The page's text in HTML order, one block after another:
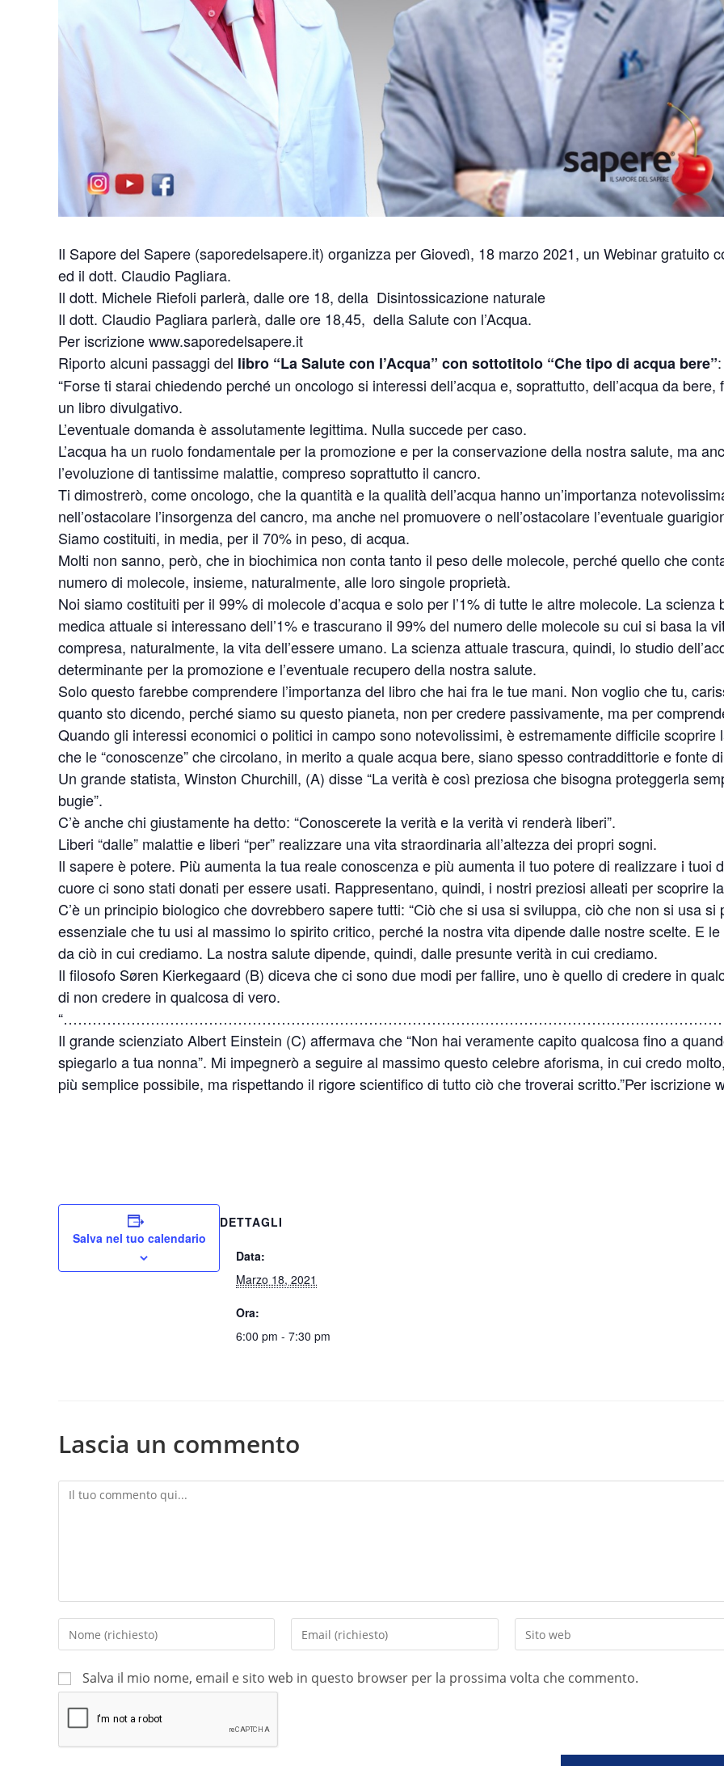
Il Sapore del Sapere (saporedelsapere.it) organizza per Giovedì, 18 marzo 2021, un Webinar gratuito
ed il dott. Claudio Pagliara.
Il dott. Michele Riefoli parlerà, dalle ore 18, della Disintossicazione naturale
Il dott. Claudio Pagliara parlerà, dalle ore 18,45, della Salute con l’Acqua.
Per iscrizione www.saporedelsapere.it
Riporto alcuni passaggi del libro “La Salute con l’Acqua” con sottotitolo “Che tipo di acqua bere”:
“Forse ti starai chiedendo perché un oncologo si interessi dell’acqua e, soprattutto, dell’acqua da bere,
un libro divulgativo.
L’eventuale domanda è assolutamente legittima. Nulla succede per caso.
L’acqua ha un ruolo fondamentale per la promozione e per la conservazione della nostra salute, ma
l’evoluzione di tantissime malattie, compreso soprattutto il cancro.
Ti dimostrerò, come oncologo, che la quantità e la qualità dell’acqua hanno un’importanza
nell’ostacolare l’insorgenza del cancro, ma anche nel promuovere o nell’ostacolare l’eventuale
Siamo costituiti, in media, per il 70% in peso, di acqua.
Molti non sanno, però, che in biochimica non conta tanto il peso delle molecole, perché quello che
numero di molecole, insieme, naturalmente, alle loro singole proprietà.
Noi siamo costituiti per il 99% di molecole d’acqua e solo per l’1% di tutte le altre molecole. La scienza
medica attuale si interessano dell’1% e trascurano il 99% del numero delle molecole su cui si basa la
compresa, naturalmente, la vita dell’essere umano. La scienza attuale trascura, quindi, lo studio
determinante per la promozione e l’eventuale recupero della nostra salute.
Solo questo farebbe comprendere l’importanza del libro che hai fra le tue mani. Non voglio che tu,
quanto sto dicendo, perché siamo su questo pianeta, non per credere passivamente, ma per
Quando gli interessi economici o politici in campo sono notevolissimi, è estremamente difficile scoprire
che le “conoscenze” che circolano, in merito a quale acqua bere, siano spesso contraddittorie e fonte di
Un grande statista, Winston Churchill, (A) disse “La verità è così preziosa che bisogna proteggerla
bugie”.
C’è anche chi giustamente ha detto: “Conoscerete la verità e la verità vi renderà liberi”.
Liberi “dalle” malattie e liberi “per” realizzare una vita straordinaria all’altezza dei propri sogni.
Il sapere è potere. Più aumenta la tua reale conoscenza e più aumenta il tuo potere di realizzare i tuoi
cuore ci sono stati donati per essere usati. Rappresentano, quindi, i nostri preziosi alleati per scoprire la
C’è un principio biologico che dovrebbero sapere tutti: “Ciò che si usa si sviluppa, ciò che non si usa si
essenziale che tu usi al massimo lo spirito critico, perché la nostra vita dipende dalle nostre scelte. E le
da ciò in cui crediamo. La nostra salute dipende, quindi, dalle presunte verità in cui crediamo.
Il filosofo Søren Kierkegaard (B) diceva che ci sono due modi per fallire, uno è quello di credere in
di non credere in qualcosa di vero.
Il grande scienziato Albert Einstein (C) affermava che “Non hai veramente capito qualcosa fino a
spiegarlo a tua nonna”. Mi impegnerò a seguire al massimo questo celebre aforisma, in cui credo
più semplice possibile, ma rispettando il rigore scientifico di tutto ciò che troverai scritto.”Per iscrizione
Salva nel tuo calendario
DETTAGLI
Data:
Marzo 18, 2021
Ora:
6:00 pm - 7:30 pm
Lascia un commento
Salva il mio nome, email e sito web in questo browser per la prossima volta che commento.